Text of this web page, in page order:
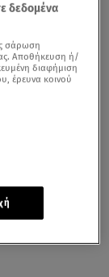
Α’
δεδομένα
σάρωση
Αποθήκευση ή/
διαφήμιση
έρευνα κοινού